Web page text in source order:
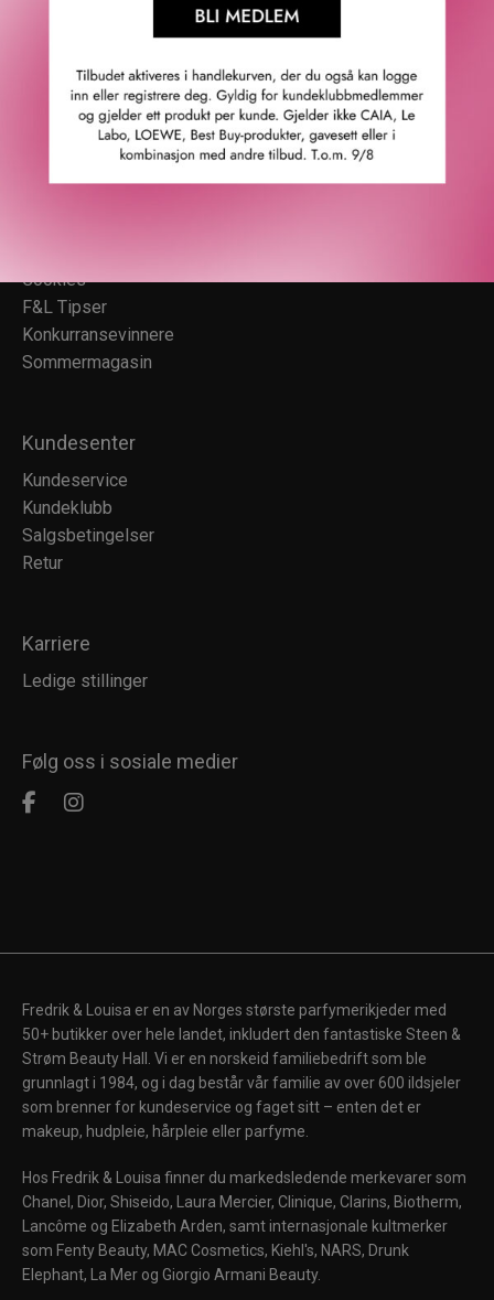
Fredrik & Louisa
Om Fredrik & Louisa
Autorisert forhandler
Cookies
F&L Tipser
Konkurransevinnere
Sommermagasin
Kundesenter
Kundeservice
Kundeklubb
Salgsbetingelser
Retur
Karriere
Ledige stillinger
Følg oss i sosiale medier
Fredrik & Louisa er en av Norges største parfymerikjeder med
50+ butikker over hele landet, inkludert den fantastiske Steen &
Strøm Beauty Hall. Vi er en norskeid familiebedrift som ble
grunnlagt i 1984, og i dag består vår familie av over 600 ildsjeler
som brenner for kundeservice og faget sitt – enten det er
makeup, hudpleie, hårpleie eller parfyme.
Hos Fredrik & Louisa finner du markedsledende merkevarer som
Chanel, Dior, Shiseido, Laura Mercier, Clinique, Clarins, Biotherm,
Lancôme og Elizabeth Arden, samt internasjonale kultmerker
som Fenty Beauty, MAC Cosmetics, Kiehl's, NARS, Drunk
Elephant, La Mer og Giorgio Armani Beauty.